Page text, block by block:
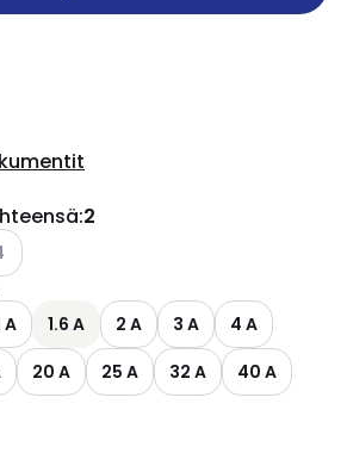
:2
käytettävissä olevat vaihtoehdot
vaihtoehdot
A 1.6 A 2 A 3 A
4 A
20 A 25 A 32 A
40 A